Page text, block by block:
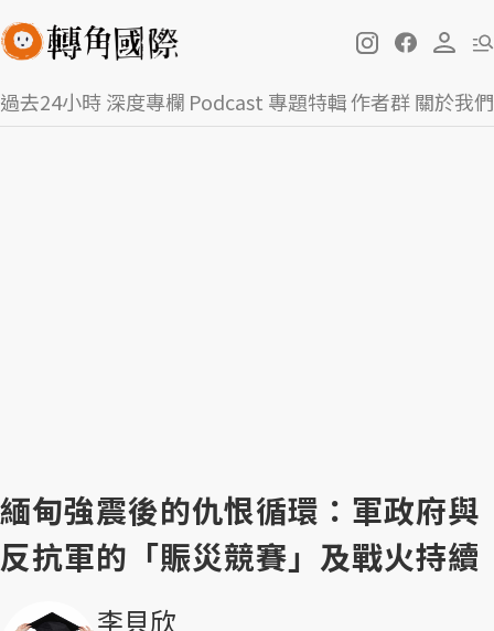
過去24小時深度專欄 Podcast 專題特輯作者群關於我們
緬甸強震後的仇恨循環：軍政府與
反抗軍的「賑災競賽」及戰火持續
李貝欣